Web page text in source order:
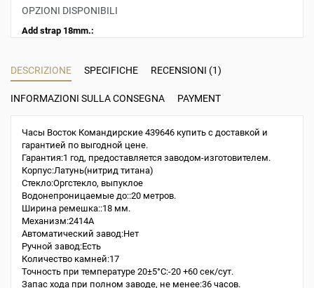
OPZIONI DISPONIBILI
Add strap 18mm.:
DESCRIZIONE SPECIFICHE RECENSIONI (1)
INFORMAZIONI SULLA CONSEGNA PAYMENT
Часы Восток Командирские 439646 купить с доставкой и
гарантией по выгодной цене.
Гарантия:1 год, предоставляется заводом-изготовителем.
Корпус:Латунь(нитрид титана)
Стекло:Оргстекло, выпуклое
Водонепроницаемые до::20 метров.
Ширина ремешка::18 мм.
Механизм:2414A
Автоматический завод:Нет
Ручной завод:Есть
Количество камней:17
Точность при температуре 20±5°С:-20 +60 сек/сут.
Запас хода при полном заводе, не менее:36 часов.